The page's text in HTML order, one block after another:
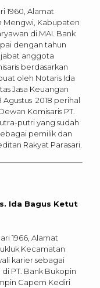
1960, Alamat
Mengwi, Kabupaten
di MAI. Bank
dengan tahun
anggota
berdasarkan
oleh Notaris Ida
Jasa Keuangan
Agustus 2018 perihal
Komisaris PT.
putri yang sudah
pemilik dan
Rakyat Parasari.
Ida Bagus Ketut
1966, Alamat
Kecamatan
karier sebagai
PT. Bank Bukopin
Capem Kediri